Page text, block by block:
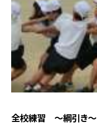
全校練習 〜綱引き〜